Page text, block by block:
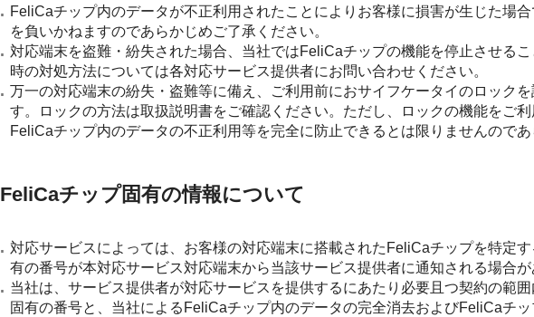
FeliCaチップ内のデータが不正利用されたことによりお客様に損害が生じた場
を負いかねますのであらかじめご了承ください。
対応端末を盗難・紛失された場合、当社ではFeliCaチップの機能を停止させる
時の対処方法については各対応サービス提供者にお問い合わせください。
万一の対応端末の紛失・盗難等に備え、ご利用前におサイフケータイのロック
す。ロックの方法は取扱説明書をご確認ください。ただし、ロックの機能をご利
FeliCaチップ内のデータの不正利用等を完全に防止できるとは限りませんのであ
FeliCaチップ固有の情報について
対応サービスによっては、お客様の対応端末に搭載されたFeliCaチップを特定
有の番号が本対応サービス対応端末から当該サービス提供者に通知される場合が
当社は、サービス提供者が対応サービスを提供するにあたり必要且つ契約の範
固有の番号と、当社によるFeliCaチップ内のデータの完全消去およびFeliCaチ